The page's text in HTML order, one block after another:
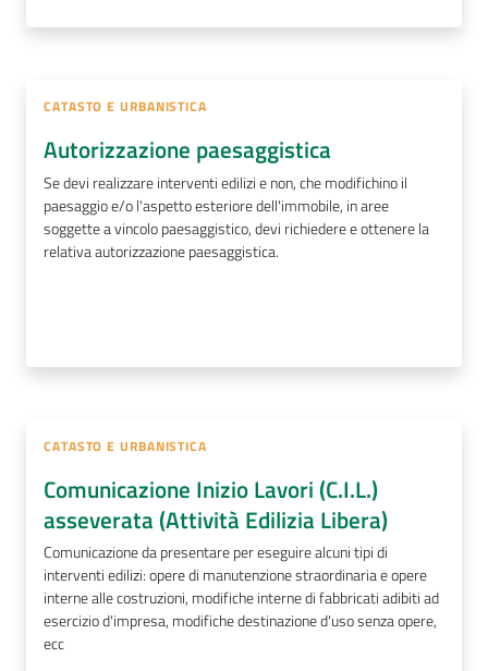
CATASTO E URBANISTICA
Autorizzazione paesaggistica
Se devi realizzare interventi edilizi e non, che modifichino il
paesaggio e/o l'aspetto esteriore dell'immobile, in aree
soggette a vincolo paesaggistico, devi richiedere e ottenere la
relativa autorizzazione paesaggistica.
CATASTO E URBANISTICA
Comunicazione Inizio Lavori (C.I.L.)
asseverata (Attività Edilizia Libera)
Comunicazione da presentare per eseguire alcuni tipi di
interventi edilizi: opere di manutenzione straordinaria e opere
interne alle costruzioni, modifiche interne di fabbricati adibiti ad
esercizio d'impresa, modifiche destinazione d'uso senza opere,
ecc